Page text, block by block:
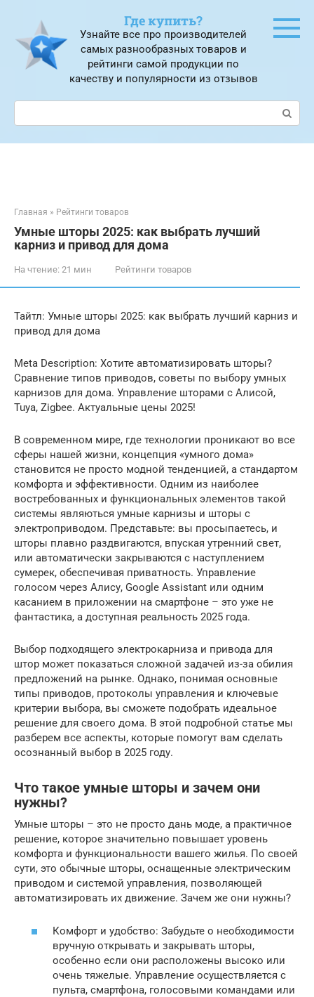
контенту
Где купить?
Узнайте все про производителей
самых разнообразных товаров и
рейтинги самой продукции по
качеству и популярности из отзывов
Поиск:
Главная » Рейтинги товаров
Умные шторы 2025: как выбрать лучший
карниз и привод для дома
На чтение: 21 мин Рейтинги товаров
Тайтл: Умные шторы 2025: как выбрать лучший карниз и
привод для дома
Meta Description: Хотите автоматизировать шторы?
Сравнение типов приводов, советы по выбору умных
карнизов для дома. Управление шторами с Алисой,
Tuya, Zigbee. Актуальные цены 2025!
В современном мире, где технологии проникают во все
сферы нашей жизни, концепция «умного дома»
становится не просто модной тенденцией, а стандартом
комфорта и эффективности. Одним из наиболее
востребованных и функциональных элементов такой
системы являються умные карнизы и шторы с
электроприводом. Представьте: вы просыпаетесь, и
шторы плавно раздвигаются, впуская утренний свет,
или автоматически закрываются с наступлением
сумерек, обеспечивая приватность. Управление
голосом через Алису, Google Assistant или одним
касанием в приложении на смартфоне – это уже не
фантастика, а доступная реальность 2025 года.
Выбор подходящего электрокарниза и привода для
штор может показаться сложной задачей из-за обилия
предложений на рынке. Однако, понимая основные
типы приводов, протоколы управления и ключевые
критерии выбора, вы сможете подобрать идеальное
решение для своего дома. В этой подробной статье мы
разберем все аспекты, которые помогут вам сделать
осознанный выбор в 2025 году.
Что такое умные шторы и зачем они
нужны?
Умные шторы – это не просто дань моде, а практичное
решение, которое значительно повышает уровень
комфорта и функциональности вашего жилья. По своей
сути, это обычные шторы, оснащенные электрическим
приводом и системой управления, позволяющей
автоматизировать их движение. Зачем же они нужны?
Комфорт и удобство: Забудьте о необходимости
вручную открывать и закрывать шторы,
особенно если они расположены высоко или
очень тяжелые. Управление осуществляется с
пульта, смартфона, голосовыми командами или